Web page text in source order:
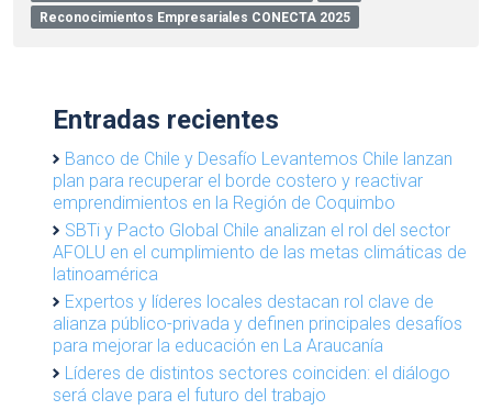
Reconocimientos Empresariales CONECTA 2025
Entradas recientes
Banco de Chile y Desafío Levantemos Chile lanzan
plan para recuperar el borde costero y reactivar
emprendimientos en la Región de Coquimbo
SBTi y Pacto Global Chile analizan el rol del sector
AFOLU en el cumplimiento de las metas climáticas de
latinoamérica
Expertos y líderes locales destacan rol clave de
alianza público-privada y definen principales desafíos
para mejorar la educación en La Araucanía
Líderes de distintos sectores coinciden: el diálogo
será clave para el futuro del trabajo